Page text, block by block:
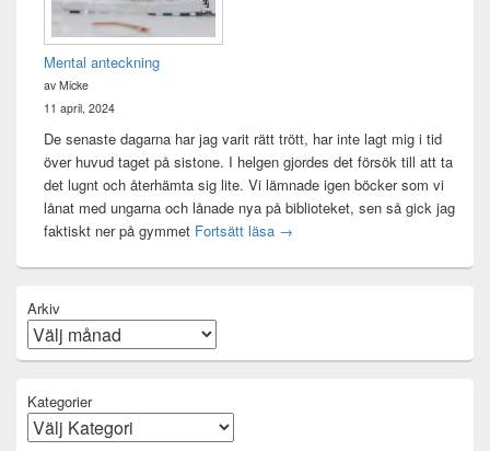
Mental anteckning
av Micke
11 april, 2024
De senaste dagarna har jag varit rätt trött, har inte lagt mig i tid
över huvud taget på sistone. I helgen gjordes det försök till att ta
det lugnt och återhämta sig lite. Vi lämnade igen böcker som vi
lånat med ungarna och lånade nya på biblioteket, sen så gick jag
faktiskt ner på gymmet Fortsätt läsa Mental anteckning
→
Arkiv
Kategorier